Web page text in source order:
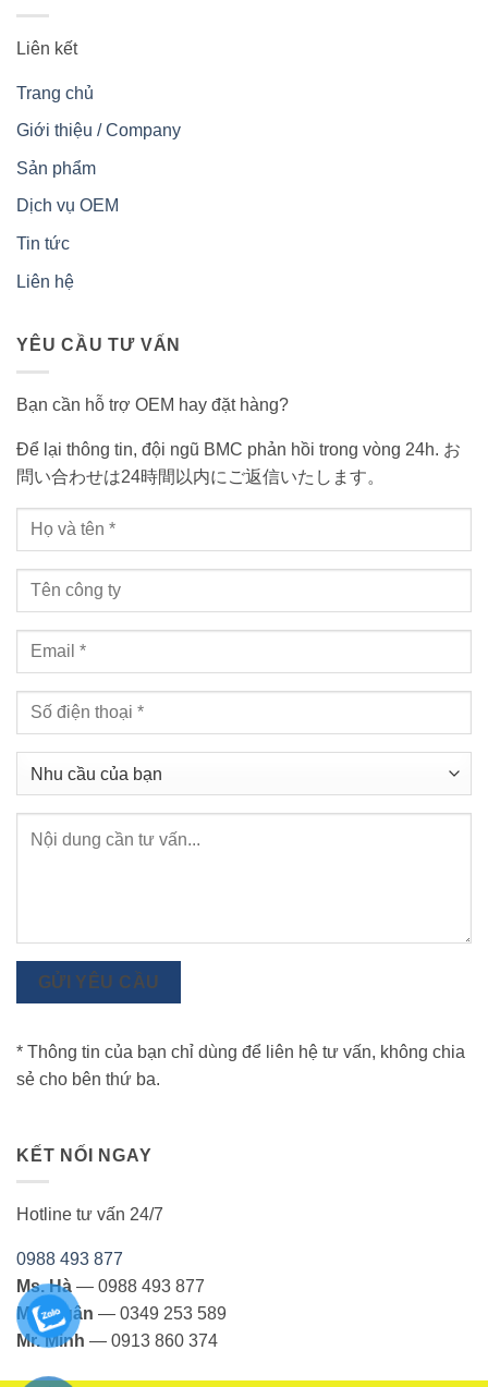
Liên kết
Trang chủ
Giới thiệu / Company
Sản phẩm
Dịch vụ OEM
Tin tức
Liên hệ
YÊU CẦU TƯ VẤN
Bạn cần hỗ trợ OEM hay đặt hàng?
Để lại thông tin, đội ngũ BMC phản hồi trong vòng 24h. お
問い合わせは24時間以内にご返信いたします。
GỬI YÊU CẦU
* Thông tin của bạn chỉ dùng để liên hệ tư vấn, không chia
sẻ cho bên thứ ba.
KẾT NỐI NGAY
Hotline tư vấn 24/7
0988 493 877
Ms. Hà — 0988 493 877
Ms. Ngân — 0349 253 589
Mr. Minh — 0913 860 374